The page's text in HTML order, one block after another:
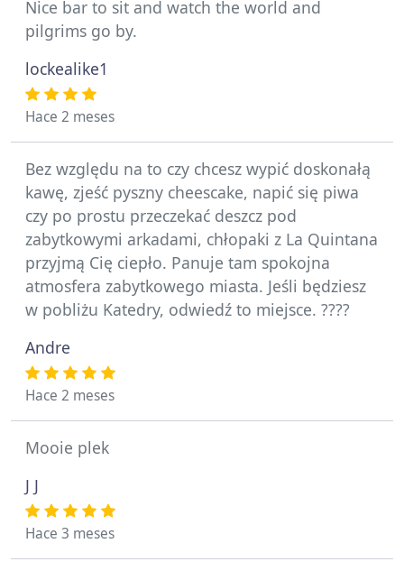
Nice bar to sit and watch the world and
pilgrims go by.
lockealike1
Hace 2 meses
Bez względu na to czy chcesz wypić doskonałą
kawę, zjeść pyszny cheescake, napić się piwa
czy po prostu przeczekać deszcz pod
zabytkowymi arkadami, chłopaki z La Quintana
przyjmą Cię ciepło. Panuje tam spokojna
atmosfera zabytkowego miasta. Jeśli będziesz
w pobliżu Katedry, odwiedź to miejsce. ????
Andre
Hace 2 meses
Mooie plek
J J
Hace 3 meses